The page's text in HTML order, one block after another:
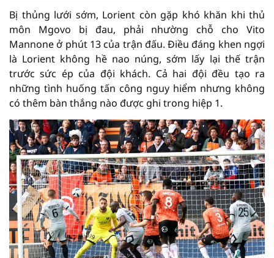
Bị thủng lưới sớm, Lorient còn gặp khó khăn khi thủ
môn Mgovo bị đau, phải nhường chỗ cho Vito
Mannone ở phút 13 của trận đấu. Điều đáng khen ngợi
là Lorient không hề nao núng, sớm lấy lại thế trận
trước sức ép của đội khách. Cả hai đội đều tạo ra
những tình huống tấn công nguy hiểm nhưng không
có thêm bàn thắng nào được ghi trong hiệp 1.